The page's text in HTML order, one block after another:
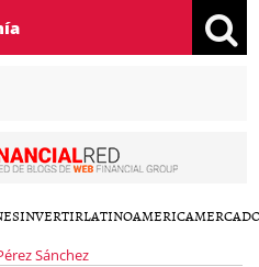
INVERTIRLATINOAMERICA
Sánchez